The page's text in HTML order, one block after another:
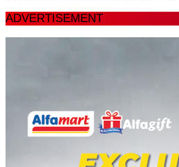
ADVERTISEMENT